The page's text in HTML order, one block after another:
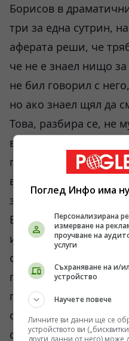
Борисов в
три за една сутрин,
аферата реши, че
че не е знаел нищо
не бил говорил с
но ако знаел щял да
Това, разбира се, не
всичко БСП отново,
година, въпреки че
втора година беше
започваше битката с
Бойко Борисов
изглежда като
си защо е без
преди изявленията
президентът на ГЕРБ
обяви, че се е
столичен кмет
Поглед Инфо има
Персонализирана
измерване на
проучване на
услуги
Съхраняване на и/
устройство
Научете повече
Личните ви данни ще се
устройството ви
други данни от него) може